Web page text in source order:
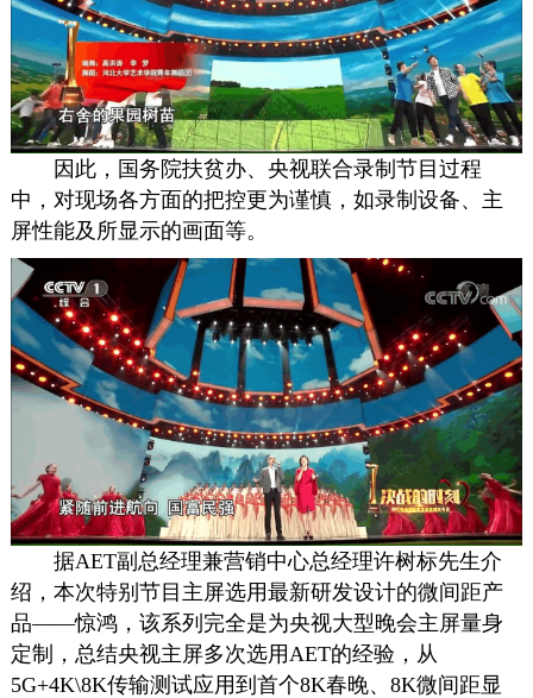
因此，国务院扶贫办、央视联合录制节目过程
中，对现场各方面的把控更为谨慎，如录制设备、主
屏性能及所显示的画面等。
据AET副总经理兼营销中心总经理许树标先生介
绍，本次特别节目主屏选用最新研发设计的微间距产
品——惊鸿，该系列完全是为央视大型晚会主屏量身
定制，总结央视主屏多次选用AET的经验，从
5G+4K\8K传输测试应用到首个8K春晚、8K微间距显